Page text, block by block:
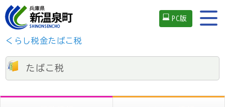
PC版
くらし税金たばこ税
たばこ税